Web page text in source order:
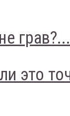
грав?...
это